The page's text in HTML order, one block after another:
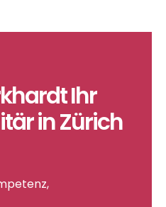
Ihr
in Zürich